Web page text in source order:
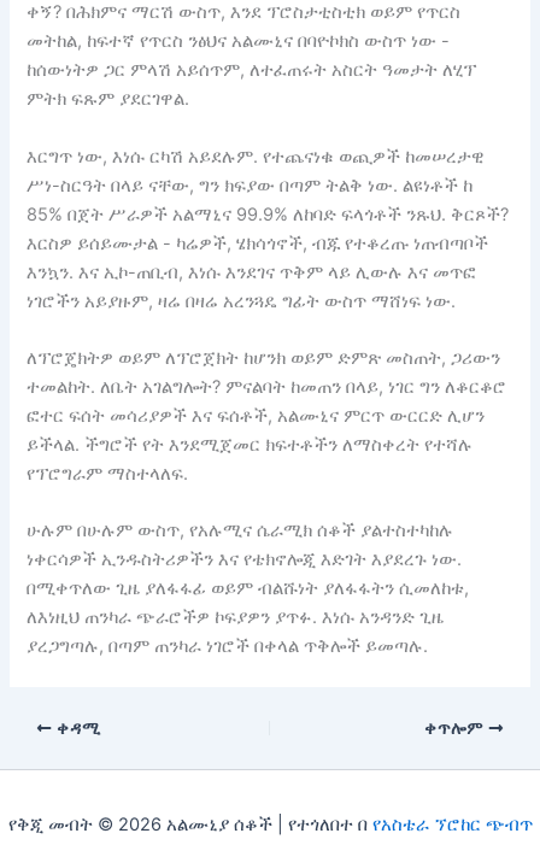
ቀኝ? በሕክምና ማርሽ ውስጥ, እንደ ፕሮስታቲስቲክ ወይም የጥርስ
መትከል, ከፍተኛ የጥርስ ንፅህና አልሙኒና በባዮኮክስ ውስጥ ነው -
ከሰውነትዎ ጋር ምላሽ አይሰጥም, ለተፈጠሩት አስርት ዓመታት ለሂፕ
ምትክ ፍጹም ያደርገዋል.
እርግጥ ነው, እነሱ ርካሽ አይደሉም. የተጨናነቁ ወጪዎች ከመሠረታዊ
ሥነ-ስርዓት በላይ ናቸው, ግን ክፍያው በጣም ትልቅ ነው. ልዩነቶች ከ
85% በጀት ሥራዎች አልማኒና 99.9% ለከባድ ፍላጎቶች ንጹህ. ቅርጾች?
እርስዎ ይሰይሙታል - ካሬዎች, ሄክሳጎኖች, ብጁ የተቆረጡ ነጠብጣቦች
እንኳን. እና ኢኮ-ጠቢብ, እነሱ እንደገና ጥቅም ላይ ሊውሉ እና መጥፎ
ነገሮችን አይያዙም, ዛሬ በዛሬ አረንጓዴ ግፊት ውስጥ ማሸነፍ ነው.
ለፕሮጄክትዎ ወይም ለፕሮጀክት ከሆንክ ወይም ድምጽ መስጠት, ጋሪውን
ተመልከት. ለቤት አገልግሎት? ምናልባት ከመጠን በላይ, ነገር ግን ለቆርቆሮ
ፎተር ፍሰት መሳሪያዎች እና ፍሰቶች, አልሙኒና ምርጥ ውርርድ ሊሆን
ይችላል. ችግሮች የት እንደሚጀመር ክፍተቶችን ለማስቀረት የተሻሉ
የፕሮግራም ማስተላለፍ.
ሁሉም በሁሉም ውስጥ, የአሉሚና ሴራሚክ ሰቆች ያልተስተካከሉ
ነቀርሳዎች ኢንዱስትሪዎችን እና የቴክኖሎጂ እድገት እያደረጉ ነው.
በሚቀጥለው ጊዜ ያለፋፋፊ ወይም ብልሹነት ያለፋፋትን ሲመለከቱ,
ለእነዚህ ጠንካራ ጭራሮችዎ ኮፍያዎን ያጥፉ. እነሱ አንዳንድ ጊዜ
ያረጋግጣሉ, በጣም ጠንካራ ነገሮች በቀላል ጥቅሎች ይመጣሉ.
ቀዳሚ ቀጥሎም
የቅጂ መብት © 2026 አልሙኒያ ሰቆች | የተጎለበተ በ የአስቴራ ኘሮከር ጭብጥ